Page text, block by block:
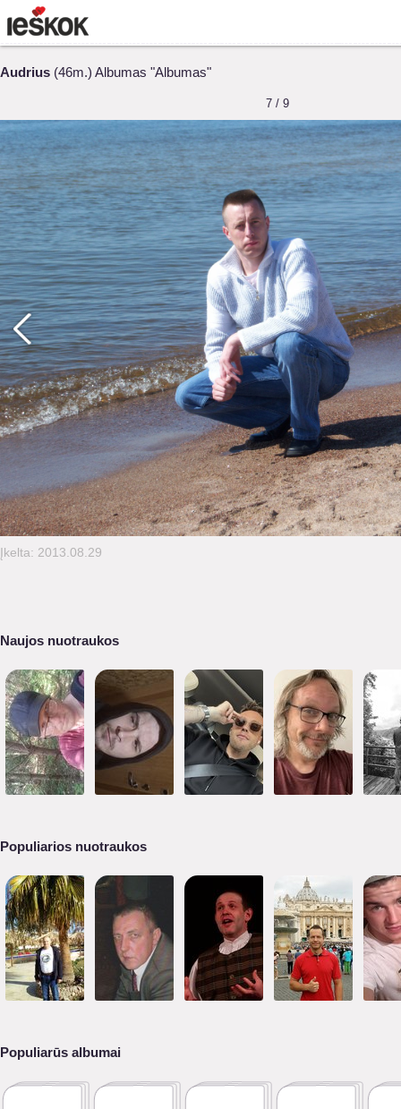
Audrius (46m.) Albumas "Albumas"
7 / 9
Įkelta: 2013.08.29
Naujos nuotraukos
Populiarios nuotraukos
Populiarūs albumai